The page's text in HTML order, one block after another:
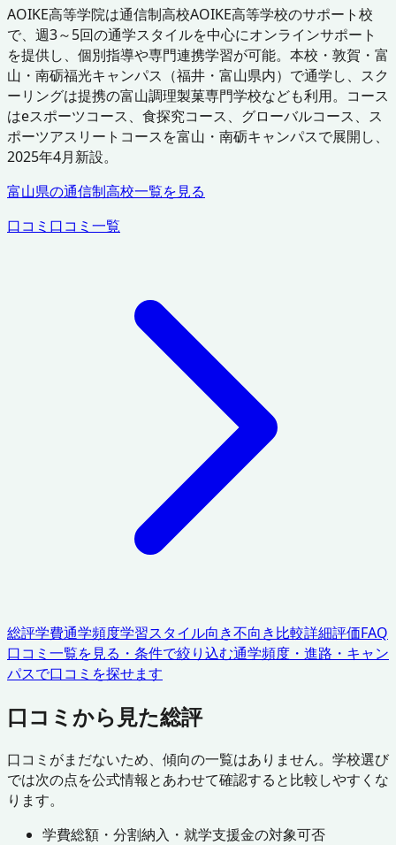
AOIKE高等学院は通信制高校AOIKE高等学校のサポート校
で、週3～5回の通学スタイルを中心にオンラインサポート
を提供し、個別指導や専門連携学習が可能。本校・敦賀・富
山・南砺福光キャンパス（福井・富山県内）で通学し、スク
ーリングは提携の富山調理製菓専門学校なども利用。コース
はeスポーツコース、食探究コース、グローバルコース、ス
ポーツアスリートコースを富山・南砺キャンパスで展開し、
2025年4月新設。
富山県の通信制高校一覧を見る
口コミ 口コミ一覧
総評学費通学頻度学習スタイル向き不向き比較詳細評価FAQ
口コミ一覧を見る・条件で絞り込む通学頻度・進路・キャン
パスで口コミを探せます
口コミから見た総評
口コミがまだないため、傾向の一覧はありません。学校選び
では次の点を公式情報とあわせて確認すると比較しやすくな
ります。
学費総額・分割納入・就学支援金の対象可否